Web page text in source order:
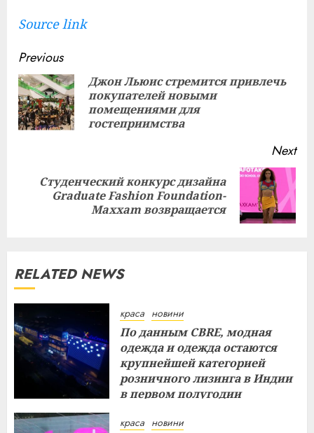
Source link
Continue
Reading
Previous
Джон Льюис стремится привлечь
покупателей новыми
помещениями для
гостеприимства
Next
Next
Студенческий конкурс дизайна
Graduate Fashion Foundation-
Maxxam возвращается
RELATED NEWS
краса новини
По данным CBRE, модная
одежда и одежда остаются
крупнейшей категорией
розничного лизинга в Индии
в первом полугодии
краса новини